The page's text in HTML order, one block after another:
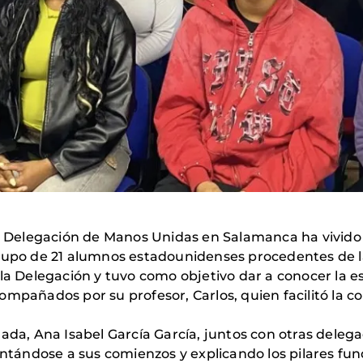
Delegación de Manos Unidas en Salamanca ha
de 21 alumnos estadounidenses procedentes de
Delegación y tuvo como objetivo dar a conocer la
por su profesor, Carlos, quien facilitó la
Ana Isabel García García, juntos con otras
a sus comienzos y explicando los pilares